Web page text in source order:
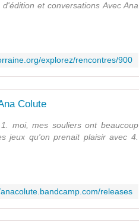
et conversations Avec Ana
explorez/rencontres/900
Colute
moi, mes souliers ont beaucoup
jeux qu'on prenait plaisir avec 4.
releases